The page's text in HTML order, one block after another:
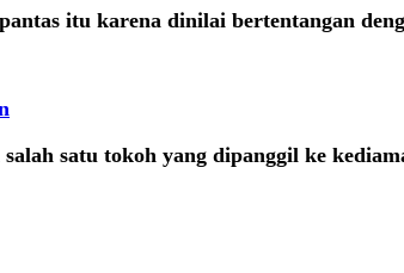
itu karena dinilai bertentangan
satu tokoh yang dipanggil ke